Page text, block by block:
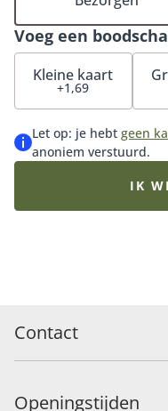
cadeauset Vrolijk het
iemand anders.
Voeg een
Kleine kaart
+1,69
Let op: je hebt geen
anoniem verstuurd.
IK
Contact
Openingstijden